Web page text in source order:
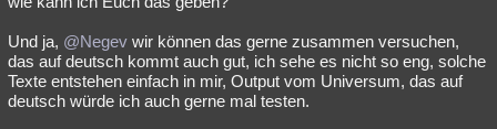
Und ja, @Negev wir können das gerne zusammen versuchen,
das auf deutsch kommt auch gut, ich sehe es nicht so eng, solche
Texte entstehen einfach in mir, Output vom Universum, das auf
deutsch würde ich auch gerne mal testen.